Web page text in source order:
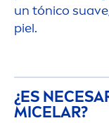
un tónico
piel.
¿ES
MICELAR?